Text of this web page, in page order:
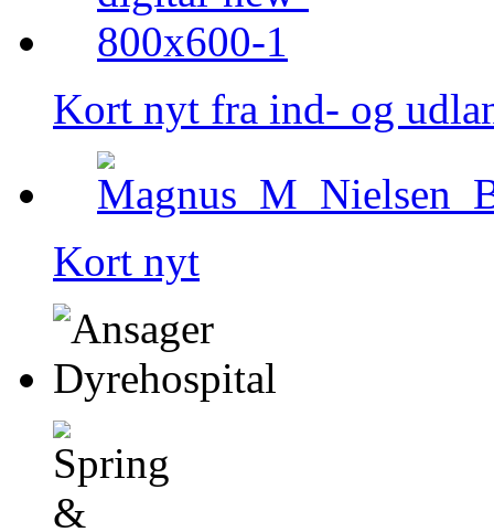
Kort nyt fra ind- og
Kort nyt